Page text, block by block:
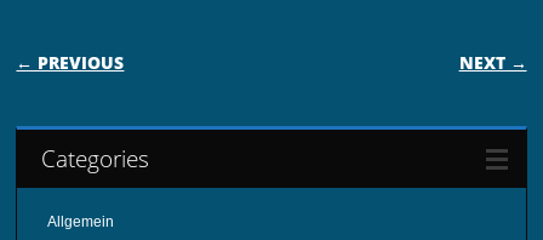
POST NAVIGATION
← PREVIOUS NEXT →
Categories
Allgemein